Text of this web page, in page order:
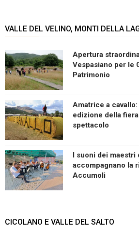
VALLE DEL VELINO, MONTI DELLA
Apertura
Vespasiano per le
Patrimonio
Amatrice a
edizione della
spettacolo
I suoni dei maestri
accompagnano la
Accumoli
CICOLANO E VALLE DEL SALTO